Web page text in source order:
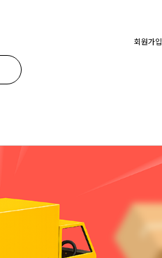
회원가입